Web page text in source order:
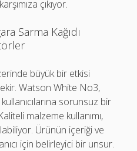
çıkıyor.
Sarma Kağıdı
büyük bir etkisi
Watson White No3,
kullanıcılarına sorunsuz bir
malzeme kullanımı,
Ürünün içeriği ve
için belirleyici bir unsur.